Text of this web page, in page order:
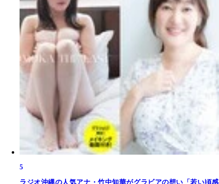
5
ラジオ沖縄の人気アナ・竹中知華がグラビアの想い「若い頃感